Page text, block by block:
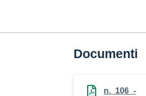
Documenti
n._106_-